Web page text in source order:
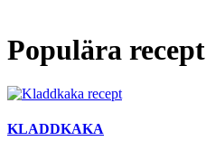
Populära recept
KLADDKAKA